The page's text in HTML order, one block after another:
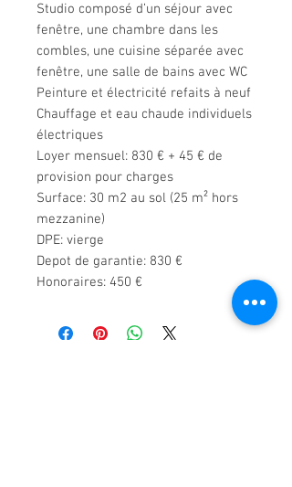
Studio composé d’un séjour avec
fenêtre, une chambre dans les
combles, une cuisine séparée avec
fenêtre, une salle de bains avec WC
Peinture et électricité refaits à neuf
Chauffage et eau chaude individuels
électriques
Loyer mensuel: 830 € + 45 € de
provision pour charges
Surface: 30 m2 au sol (25 m² hors
mezzanine)
DPE: vierge
Depot de garantie: 830 €
Honoraires: 450 €